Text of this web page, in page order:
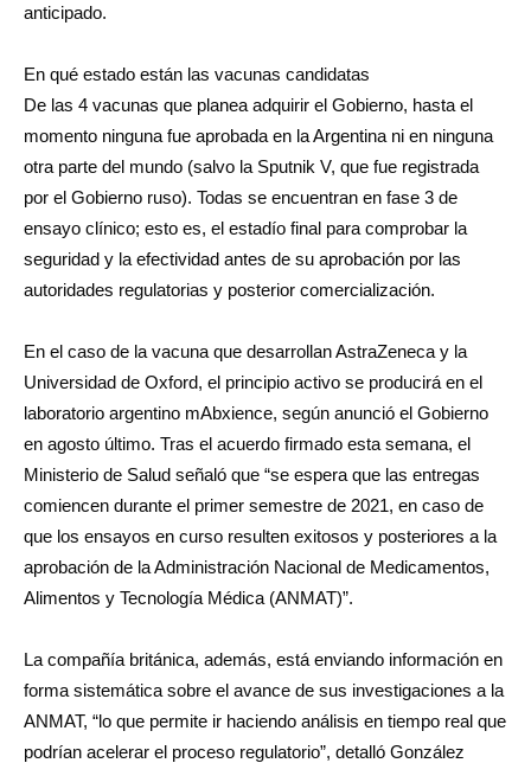
anticipado.
En qué estado están las vacunas candidatas
De las 4 vacunas que planea adquirir el Gobierno, hasta el
momento ninguna fue aprobada en la Argentina ni en ninguna
otra parte del mundo (salvo la Sputnik V, que fue registrada
por el Gobierno ruso). Todas se encuentran en fase 3 de
ensayo clínico; esto es, el estadío final para comprobar la
seguridad y la efectividad antes de su aprobación por las
autoridades regulatorias y posterior comercialización.
En el caso de la vacuna que desarrollan AstraZeneca y la
Universidad de Oxford, el principio activo se producirá en el
laboratorio argentino mAbxience, según anunció el Gobierno
en agosto último. Tras el acuerdo firmado esta semana, el
Ministerio de Salud señaló que “se espera que las entregas
comiencen durante el primer semestre de 2021, en caso de
que los ensayos en curso resulten exitosos y posteriores a la
aprobación de la Administración Nacional de Medicamentos,
Alimentos y Tecnología Médica (ANMAT)”.
La compañía británica, además, está enviando información en
forma sistemática sobre el avance de sus investigaciones a la
ANMAT, “lo que permite ir haciendo análisis en tiempo real que
podrían acelerar el proceso regulatorio”, detalló González